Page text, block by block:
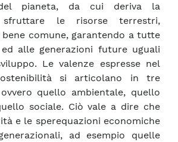
del pianeta, da cui deriva la
le risorse terrestri,
comune, garantendo a tutte
alle generazioni future uguali
Le valenze espresse nel
si articolano in tre
quello ambientale, quello
sociale. Ciò vale a dire che
e le sperequazioni economiche
ad esempio quelle